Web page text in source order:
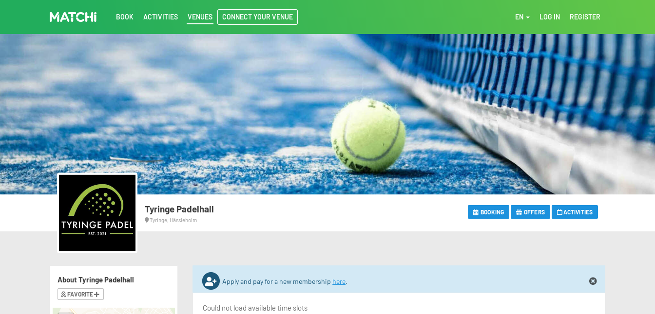
BOOK ACTIVITIES VENUES CONNECT YOUR VENUE EN LOG IN REGISTER
Tyringe Padelhall
Tyringe, Hässleholm
BOOKING OFFERS ACTIVITIES
Apply and pay for a new membership here.
Could not load available time slots
About Tyringe Padelhall
FAVORITE